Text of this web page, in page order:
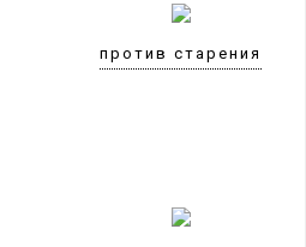
против старения